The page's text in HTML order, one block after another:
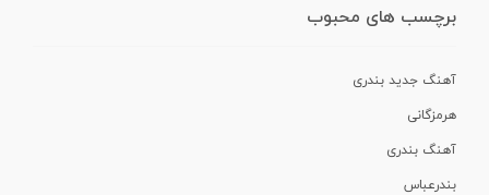
برچسب های محبوب
آهنگ جدید بندری
هرمزگانی
آهنگ بندری
بندرعباس